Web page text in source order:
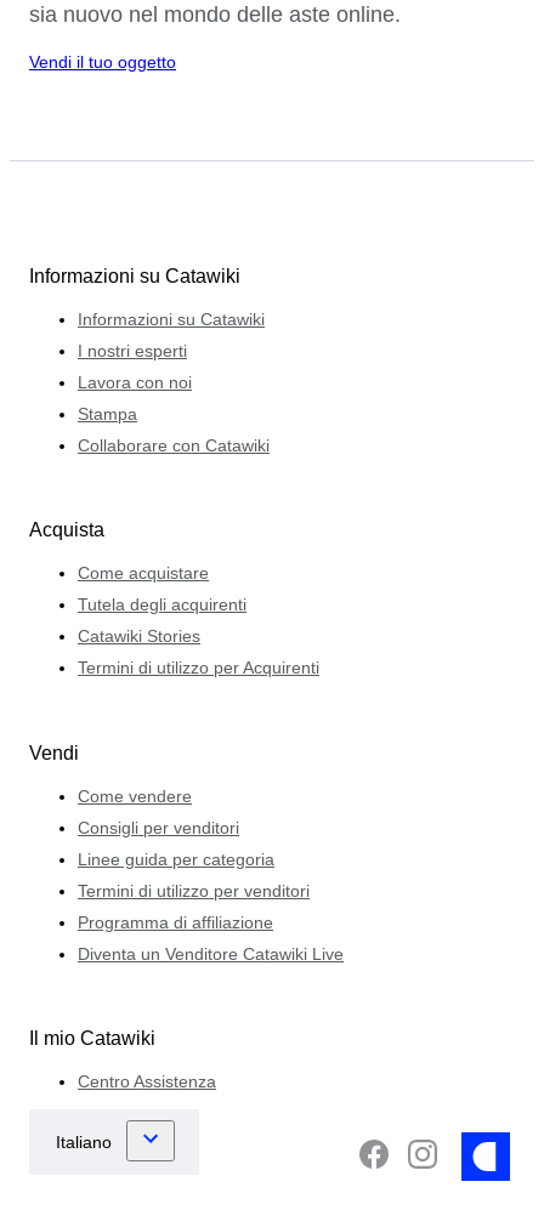
sia nuovo nel mondo delle aste online.
Vendi il tuo oggetto
Informazioni su Catawiki
Informazioni su Catawiki
I nostri esperti
Lavora con noi
Stampa
Collaborare con Catawiki
Acquista
Come acquistare
Tutela degli acquirenti
Catawiki Stories
Termini di utilizzo per Acquirenti
Vendi
Come vendere
Consigli per venditori
Linee guida per categoria
Termini di utilizzo per venditori
Programma di affiliazione
Diventa un Venditore Catawiki Live
Il mio Catawiki
Centro Assistenza